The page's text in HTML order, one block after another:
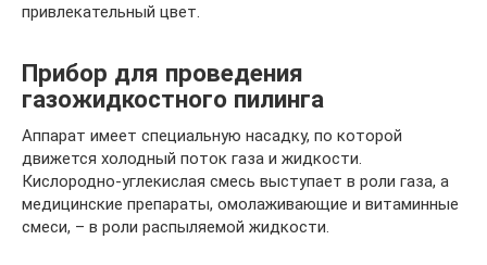
привлекательный цвет.
Прибор для проведения
газожидкостного пилинга
Аппарат имеет специальную насадку, по которой
движется холодный поток газа и жидкости.
Кислородно-углекислая смесь выступает в роли газа, а
медицинские препараты, омолаживающие и витаминные
смеси, – в роли распыляемой жидкости.